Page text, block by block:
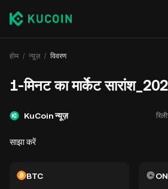
होम न्यूज़ विवरण
1-मिनट का मार्केट
KuCoin न्यूज़
साझा करें
BTC